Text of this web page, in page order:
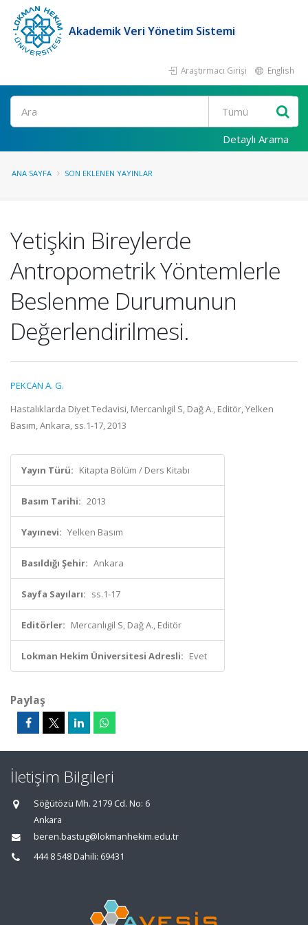
Akademik Veri Yönetim Sistemi
Araştırmacı Girişi English
Ara
Detaylı Arama
ANA SAYFA SON EKLENEN YAYINLAR
Yetişkin Bireylerde
Antropometrik Yöntemlerle
Beslenme Durumunun
Değerlendirilmesi.
PEKCAN A. G.
Hastalıklarda Diyet Tedavisi, Mercanlıgil S, Dağ A., Editör, Yelken
Basım, Ankara, ss.1-17, 2013
Yayın Türü: Kitapta Bölüm / Ders Kitabı
Basım Tarihi: 2013
Yayınevi: Yelken Basım
Basıldığı Şehir: Ankara
Sayfa Sayıları: ss.1-17
Editörler: Mercanlıgil S, Dağ A., Editör
Lokman Hekim Üniversitesi Adresli: Evet
Paylaş
İletişim Bilgileri
Söğütözü Mh. 2179 Cd. No: 6
Ankara
beren.bastug@lokmanhekim.edu.tr
444 8 548 Dahili: 69431